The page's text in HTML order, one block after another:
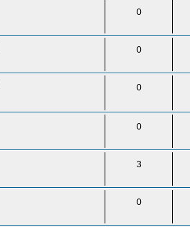
0
0
0
0
3
0